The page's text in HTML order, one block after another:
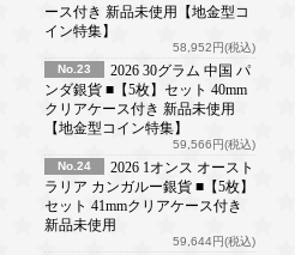
ース付き 新品未使用【地金型コ
イン特集】
58,952円(税込)
No.23
2026 30グラム 中国 パ
ンダ銀貨 ■【5枚】セット 40mm
クリアケース付き 新品未使用
【地金型コイン特集】
59,566円(税込)
No.24
2026 1オンス オースト
ラリア カンガルー銀貨 ■【5枚】
セット 41mmクリアケース付き
新品未使用
59,644円(税込)